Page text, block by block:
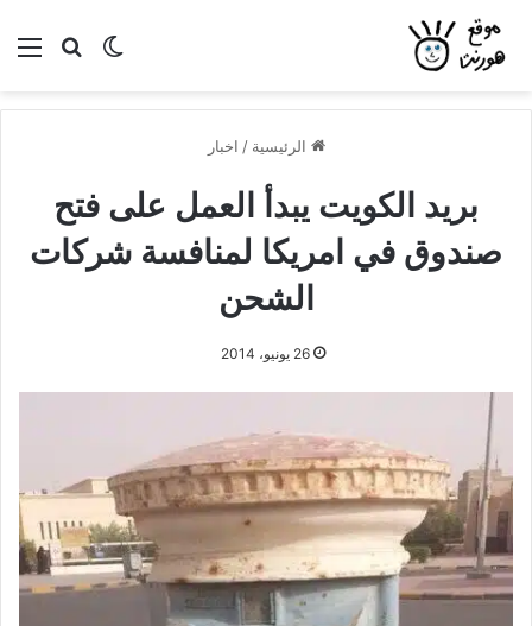
بحثالوضع
الرئيسية / اخبار
بريد الكويت يبدأ العمل على فتح
صندوق في امريكا لمنافسة شركات
الشحن
26 يونيو، 2014